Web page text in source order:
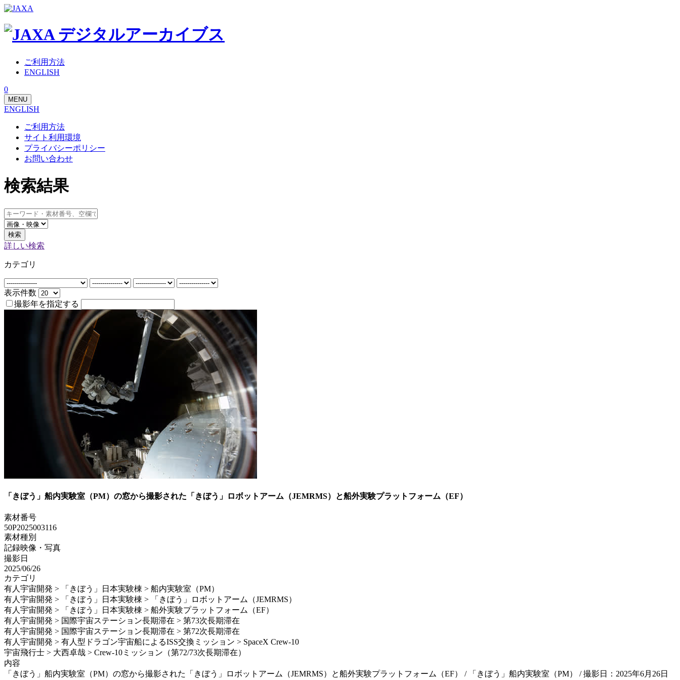
ご利用方法
ENGLISH
0
MENU
ENGLISH
ご利用方法
サイト利用環境
プライバシーポリシー
お問い合わせ
検索結果
検索
詳しい検索
カテゴリ
表示件数
撮影年を指定する
「きぼう」船内実験室（PM）の窓から撮影された「きぼう」ロボットアーム（JEMRMS）と船外実験プラットフォーム（EF）
素材番号
50P2025003116
素材種別
記録映像・写真
撮影日
2025/06/26
カテゴリ
有人宇宙開発 > 「きぼう」日本実験棟 > 船内実験室（PM）
有人宇宙開発 > 「きぼう」日本実験棟 > 「きぼう」ロボットアーム（JEMRMS）
有人宇宙開発 > 「きぼう」日本実験棟 > 船外実験プラットフォーム（EF）
有人宇宙開発 > 国際宇宙ステーション長期滞在 > 第73次長期滞在
有人宇宙開発 > 国際宇宙ステーション長期滞在 > 第72次長期滞在
有人宇宙開発 > 有人型ドラゴン宇宙船によるISS交換ミッション > SpaceX Crew-10
宇宙飛行士 > 大西卓哉 > Crew-10ミッション（第72/73次長期滞在）
内容
「きぼう」船内実験室（PM）の窓から撮影された「きぼう」ロボットアーム（JEMRMS）と船外実験プラットフォーム（EF） / 「きぼう」船内実験室（PM） / 撮影日：2025年6月26日